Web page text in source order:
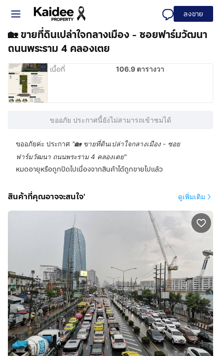
ลงขาย
🏡 ขายที่ดินเปล่าใจกลางเมือง - ซอยฟาร์มวัฒนา
ถนนพระราม 4 คลองเตย
เนื้อที่ 106.9 ตารางวา
ขออภัย ประกาศนี้ยังไม่สามารถเข้าชมได้
ขออภัยค่ะ ประกาศ "🏡 ขายที่ดินเปล่าใจกลางเมือง - ซอย
ฟาร์มวัฒนา ถนนพระราม 4 คลองเตย"
หมดอายุหรือถูกปิดไปเนื่องจากสินค้าได้ถูกขายไปแล้ว
สินค้าที่คุณอาจจะสนใจ' ดูเพิ่มเติม